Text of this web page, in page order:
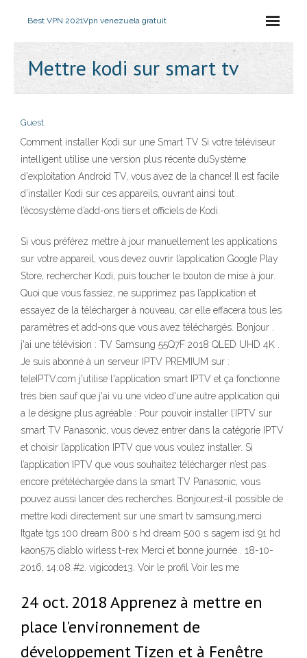
Best VPN 2021Vpn venezuela gratuit
Mettre kodi sur smart tv
Guest
Comment installer Kodi sur une Smart TV Si votre téléviseur
intelligent utilise une version plus récente duSystème
d'exploitation Android TV, vous avez de la chance! Il est facile
d’installer Kodi sur ces appareils, ouvrant ainsi tout
l’écosystème d’add-ons tiers et officiels de Kodi.
Si vous préférez mettre à jour manuellement les applications
sur votre appareil, vous devez ouvrir l’application Google Play
Store, rechercher Kodi, puis toucher le bouton de mise à jour.
Quoi que vous fassiez, ne supprimez pas l’application et
essayez de la télécharger à nouveau, car elle effacera tous les
paramètres et add-ons que vous avez téléchargés. Bonjour .
j'ai une télévision : TV Samsung 55Q7F 2018 QLED UHD 4K .
Je suis abonné à un serveur IPTV PREMIUM sur :
teleIPTV.com j'utilise l'application smart IPTV et ça fonctionne
trés bien sauf que j'ai vu une video d'une autre application qui
a le désigne plus agréable : Pour pouvoir installer l’IPTV sur
smart TV Panasonic, vous devez entrer dans la catégorie IPTV
et choisir l’application IPTV que vous voulez installer. Si
l’application IPTV que vous souhaitez télécharger n’est pas
encore prétéléchargée dans la smart TV Panasonic, vous
pouvez aussi lancer des recherches. Bonjour,est-il possible de
mettre kodi directement sur une smart tv samsung,merci
Itgate tgs 100 dream 800 s hd dream 500 s sagem isd 91 hd
kaon575 diablo wirless t-rex Merci et bonne journée . 18-10-
2016, 14:08 #2. vigicode13. Voir le profil Voir les me
24 oct. 2018 Apprenez à mettre en
place l'environnement de
développement Tizen et à Fenêtre